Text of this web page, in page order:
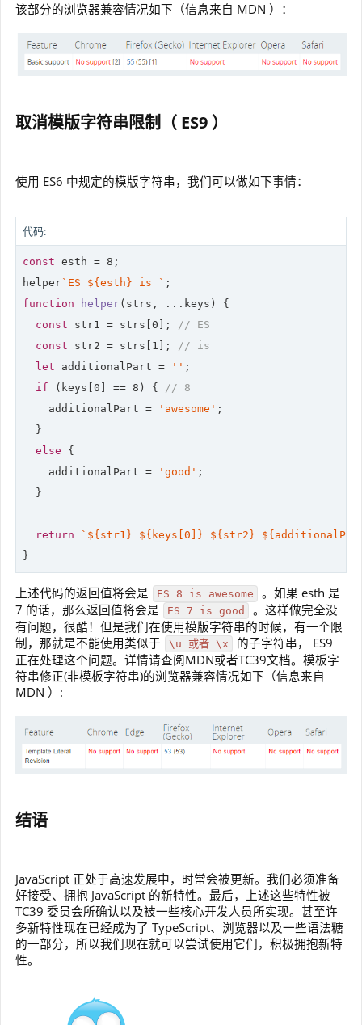
该部分的浏览器兼容情况如下（信息来自 MDN ）：
取消模版字符串限制（ ES9 ）
使用 ES6 中规定的模版字符串，我们可以做如下事情：
代码:
const esth = 8 ;
helper`ES ${esth} is `
function
helper( strs, ...keys ) {
const str1 = strs[ 0 ];
// ES
const str2 = strs[ 1 ];
// is
let additionalPart = '' ;
if (keys[ 0 ] == 8 ) {
// 8
    additionalPart =
'awesome' ;
  }
else {
    additionalPart =
'good' ;
  }
return ` ${str1} ${keys[ 0 ]} ${str2}
}
上述代码的返回值将会是 ES 8 is awesome
。如果 esth 是
7 的话，那么返回值将会是
ES 7 is good
。这样做完全没
有问题，很酷！但是我们在使用模版字符串的时候，有一个限
制，那就是不能使用类似于
\u 或者 \x
的子字符串， ES9
正在处理这个问题。详情请查阅MDN或者TC39文档。模板字
符串修正(非模板字符串)的浏览器兼容情况如下（信息来自
MDN ）:
结语
JavaScript 正处于高速发展中，时常会被更新。我们必须准备
好接受、拥抱 JavaScript 的新特性。最后，上述这些特性被
TC39 委员会所确认以及被一些核心开发人员所实现。甚至许
多新特性现在已经成为了 TypeScript、浏览器以及一些语法糖
的一部分，所以我们现在就可以尝试使用它们，积极拥抱新特
性。